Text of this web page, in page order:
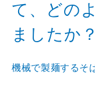
て、どの
ましたか？
機械で製麺するそ